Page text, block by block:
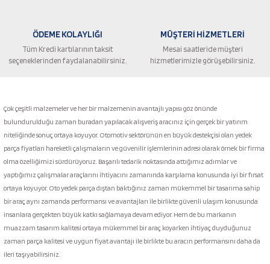
Gönder
ÖDEME KOLAYLIĞI
Tüm Kredi kartılarının taksit
seçeneklerinden faydalanabilirsiniz.
MÜŞTERİ HİZMETLERİ
Mesai saatleride müşteri
hizmetlerimizle görüşebilirsiniz.
Çok çeşitli malzemeler ve her bir malzemenin avantajlı yapısı göz önünde
bulundurulduğu zaman buradan yapılacak alışveriş aracınız için gerçek bir yatırım
niteliğinde sonuç ortaya koyuyor. Otomotiv sektörünün en büyük destekçisi olan yedek
parça fiyatları hareketli çalışmaların ve güvenilir işlemlerinin adresi olarak örnek bir firma
olma özelliğimizi sürdürüyoruz. Başarılı tedarik noktasında attığımız adımlar ve
yaptığımız çalışmalar araçlarını ihtiyacını zamanında karşılama konusunda iyi bir fırsat
ortaya koyuyor. Oto yedek parça dıştan baktığınız zaman mükemmel bir tasarıma sahip
bir araç aynı zamanda performansı ve avantajları ile birlikte güvenli ulaşım konusunda
insanlara gerçekten büyük katkı sağlamaya devam ediyor. Hem de bu markanın
muazzam tasarım kalitesi ortaya mükemmel bir araç koyarken ihtiyaç duyduğunuz
zaman parça kalitesi ve uygun fiyat avantajı ile birlikte bu aracın performansını daha da
ileri taşıyabilirsiniz.